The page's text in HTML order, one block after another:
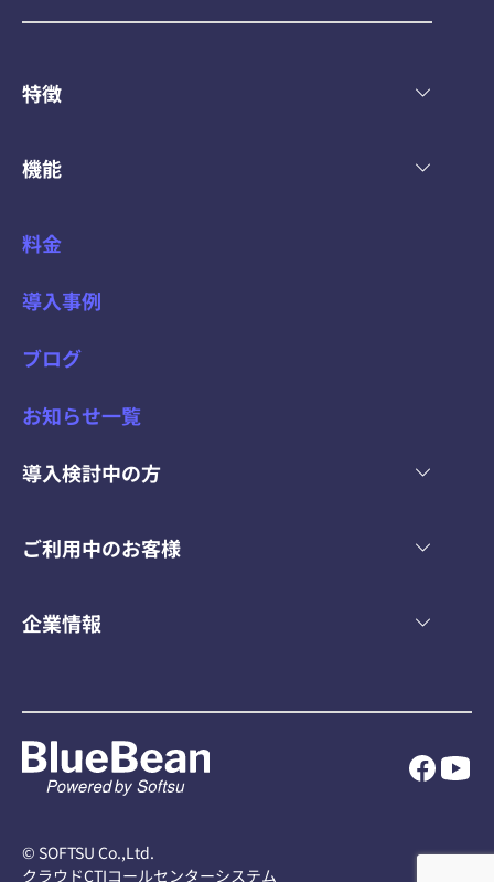
特徴
機能
料金
導入事例
ブログ
お知らせ一覧
導入検討中の方
ご利用中のお客様
企業情報
© SOFTSU Co.,Ltd.
クラウドCTIコールセンターシステム